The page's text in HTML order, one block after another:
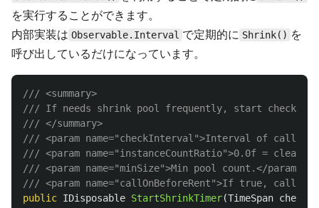
を実行することができます。
内部実装は Observable.Interval で定期的に Shrink() を
呼び出しているだけになっています。
/// <summary>
/// If needs shrink pool frequently, start check
/// </summary>
/// <param name="checkInterval">Interval of call
/// <param name="instanceCountRatio">0.0f =
/// <param name="minSize">Min pool count.</param>
/// <param name="callOnBeforeRent">If true, call
public IDisposable StartShrinkTimer(TimeSpan